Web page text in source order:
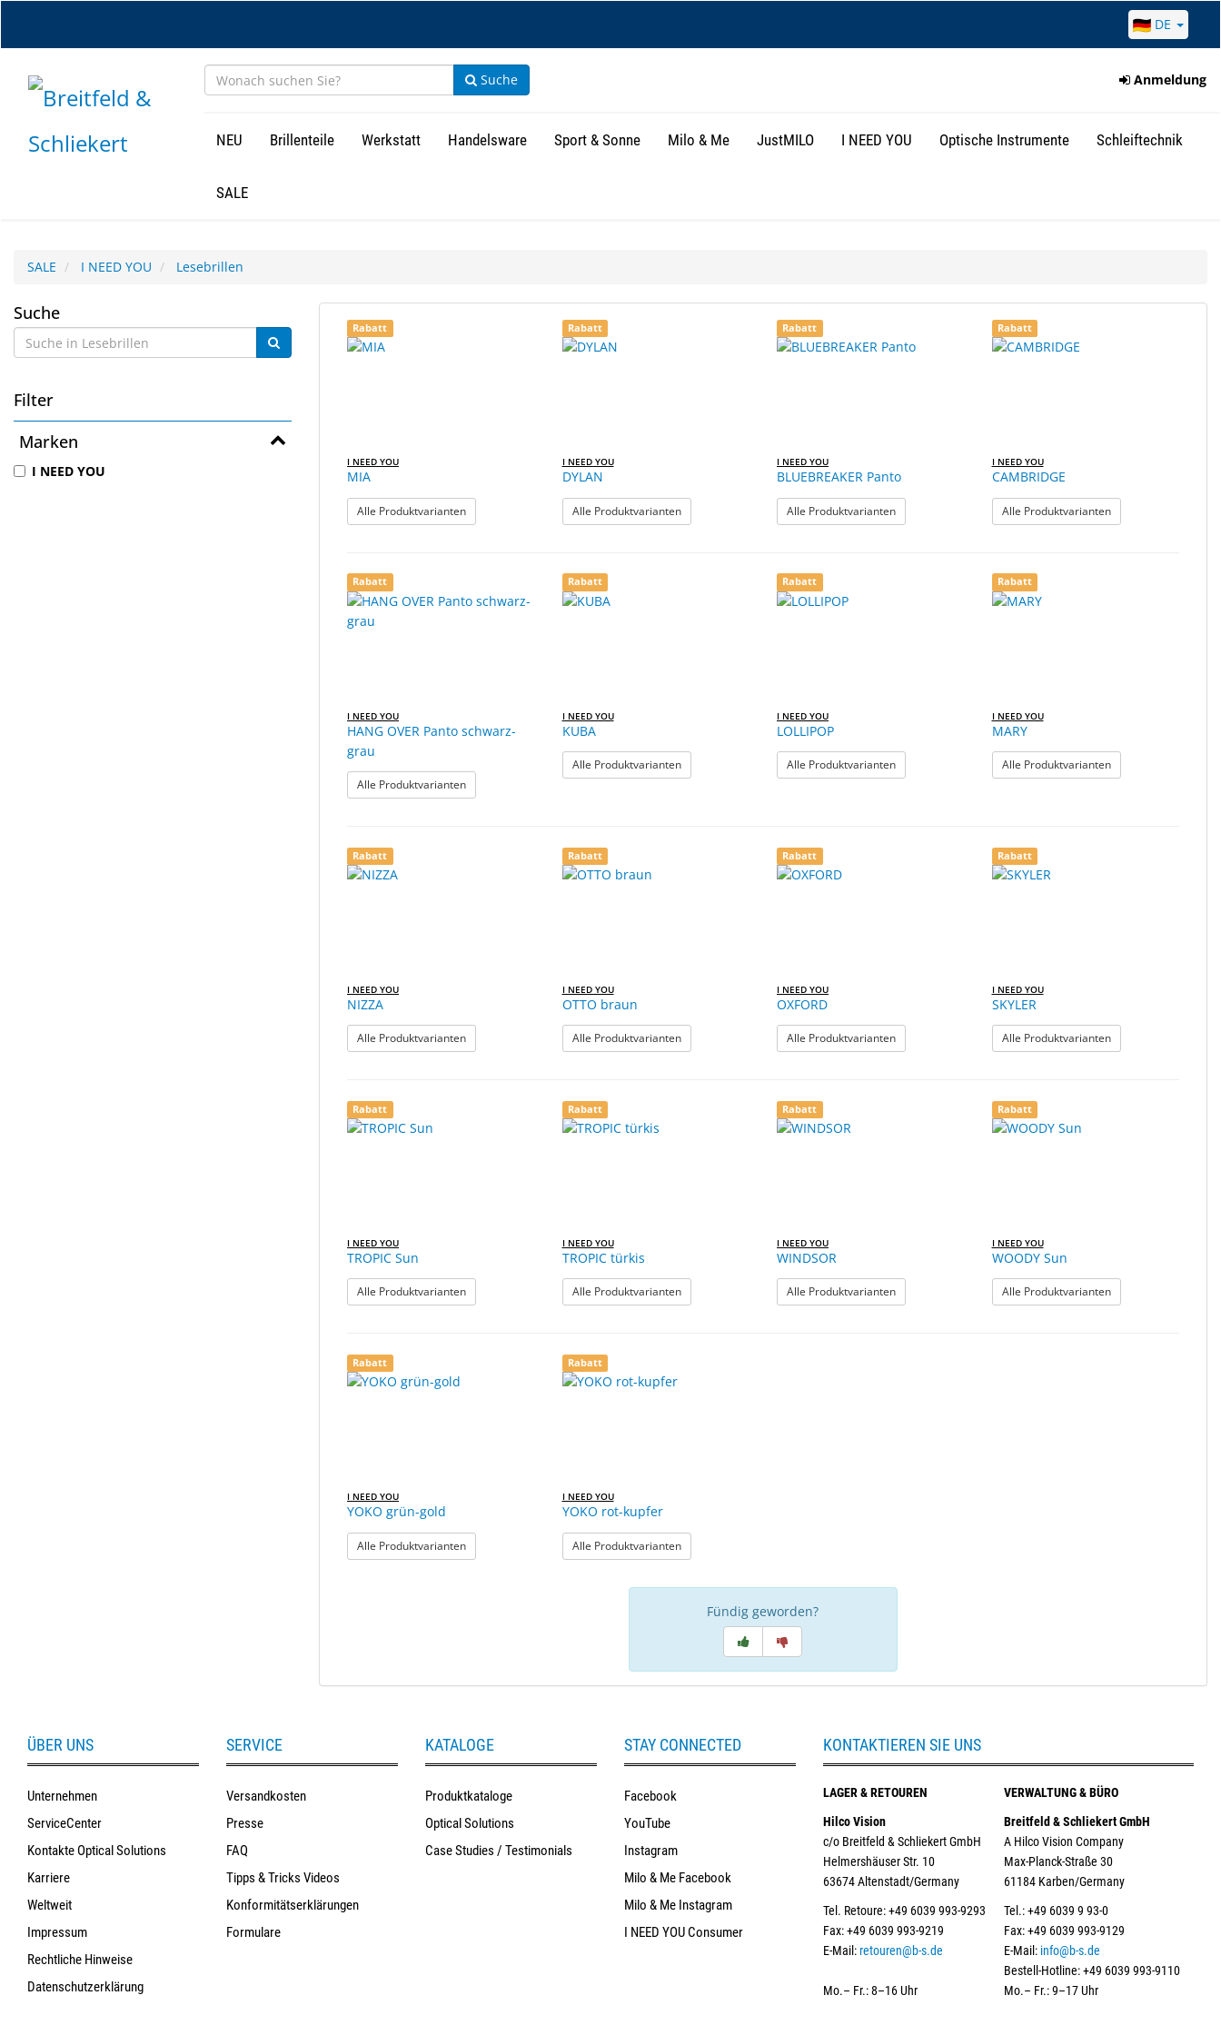
DE
Suche Anmeldung
NEU Brillenteile Werkstatt Handelsware Sport & Sonne Milo & Me JustMILO I NEED YOU Optische Instrumente Schleiftechnik
SALE
SALE I NEED YOU Lesebrillen
Lesebrillen
Suche
Filter
Marken
I NEED YOU
Ergebnisse
Suchergebnisse
gerendert.
Rabatt
I NEED YOU
MIA
Alle Produktvarianten: MIA
Rabatt
I NEED YOU
DYLAN
Alle Produktvarianten: DYLAN
Rabatt
I NEED YOU
BLUEBREAKER Panto
Alle Produktvarianten: BLUEBREAKER Panto
Rabatt
I NEED YOU
CAMBRIDGE
Alle Produktvarianten: CAMBRIDGE
Rabatt
I NEED YOU
HANG OVER Panto schwarz-
grau
Alle Produktvarianten: HANG OVER Panto schwarz-grau
Rabatt
I NEED YOU
KUBA
Alle Produktvarianten: KUBA
Rabatt
I NEED YOU
LOLLIPOP
Alle Produktvarianten: LOLLIPOP
Rabatt
I NEED YOU
MARY
Alle Produktvarianten: MARY
Rabatt
I NEED YOU
NIZZA
Alle Produktvarianten: NIZZA
Rabatt
I NEED YOU
OTTO braun
Alle Produktvarianten: OTTO braun
Rabatt
I NEED YOU
OXFORD
Alle Produktvarianten: OXFORD
Rabatt
I NEED YOU
SKYLER
Alle Produktvarianten: SKYLER
Rabatt
I NEED YOU
TROPIC Sun
Alle Produktvarianten: TROPIC Sun
Rabatt
I NEED YOU
TROPIC türkis
Alle Produktvarianten: TROPIC türkis
Rabatt
I NEED YOU
WINDSOR
Alle Produktvarianten: WINDSOR
Rabatt
I NEED YOU
WOODY Sun
Alle Produktvarianten: WOODY Sun
Rabatt
I NEED YOU
YOKO grün-gold
Alle Produktvarianten: YOKO grün-gold
Rabatt
I NEED YOU
YOKO rot-kupfer
Alle Produktvarianten: YOKO rot-kupfer
Fündig geworden?
ÜBER UNS
Unternehmen
ServiceCenter
Kontakte Optical Solutions
Karriere
Weltweit
Impressum
Rechtliche Hinweise
Datenschutzerklärung
SERVICE
Versandkosten
Presse
FAQ
Tipps & Tricks Videos
Konformitätserklärungen
Formulare
KATALOGE
Produktkataloge
Optical Solutions
Case Studies / Testimonials
STAY CONNECTED
Facebook
YouTube
Instagram
Milo & Me Facebook
Milo & Me Instagram
I NEED YOU Consumer
KONTAKTIEREN SIE UNS
LAGER & RETOUREN
Hilco Vision
c/o Breitfeld & Schliekert GmbH
Helmershäuser Str. 10
63674 Altenstadt/Germany
Tel. Retoure: +49 6039 993-9293
Fax: +49 6039 993-9219
E-Mail:retouren@b-s.de
Mo.– Fr.: 8–16 Uhr
VERWALTUNG & BÜRO
Breitfeld & Schliekert GmbH
A Hilco Vision Company
Max-Planck-Straße 30
61184 Karben/Germany
Tel.: +49 6039 9 93-0
Fax: +49 6039 993-9129
E-Mail: info@b-s.de
Bestell-Hotline: +49 6039 993-9110
Mo.– Fr.: 9–17 Uhr